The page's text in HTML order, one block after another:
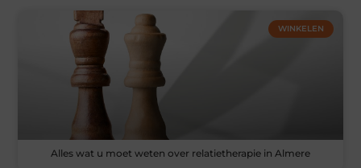
WINKELEN
Alles wat u moet weten over relatietherapie in Almere